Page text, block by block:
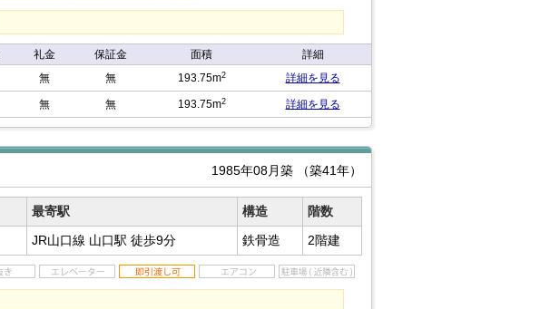
礼金 保証金 面積
詳細
無 無 193.75m2 詳細を見る
無 無 193.75m2 詳細を見る
1985年08月築 （築41年）
最寄駅 構造
階数
JR山口線 山口駅 徒歩9分 鉄骨造 2階建